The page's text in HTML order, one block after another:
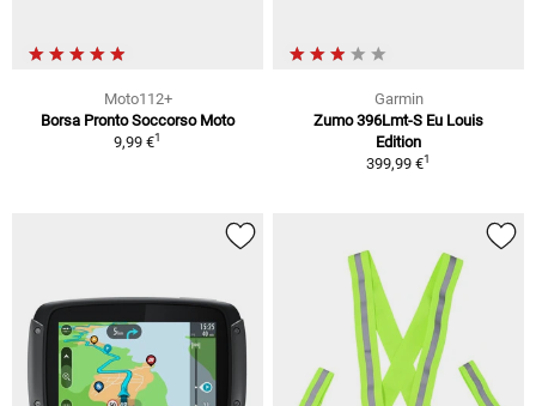
Moto112+
Borsa Pronto Soccorso Moto
9,99 €1
Garmin
Zumo 396Lmt-S Eu Louis
Edition
399,99 €1